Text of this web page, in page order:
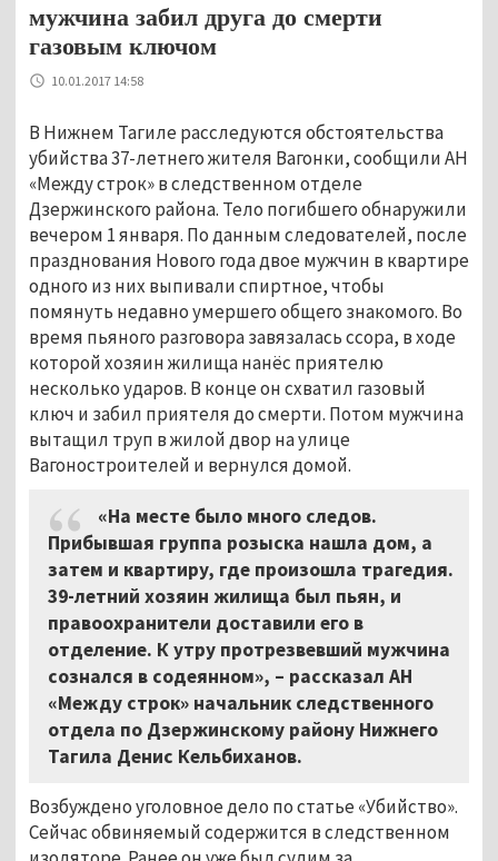
мужчина забил друга до смерти
газовым ключом
10.01.2017 14:58
В Нижнем Тагиле расследуются обстоятельства
убийства 37-летнего жителя Вагонки, сообщили АН
«Между строк» в следственном отделе
Дзержинского района. Тело погибшего обнаружили
вечером 1 января. По данным следователей, после
празднования Нового года двое мужчин в квартире
одного из них выпивали спиртное, чтобы
помянуть недавно умершего общего знакомого. Во
время пьяного разговора завязалась ссора, в ходе
которой хозяин жилища нанёс приятелю
несколько ударов. В конце он схватил газовый
ключ и забил приятеля до смерти. Потом мужчина
вытащил труп в жилой двор на улице
Вагоностроителей и вернулся домой.
«На месте было много следов.
Прибывшая группа розыска нашла дом, а
затем и квартиру, где произошла трагедия.
39-летний хозяин жилища был пьян, и
правоохранители доставили его в
отделение. К утру протрезвевший мужчина
сознался в содеянном», – рассказал АН
«Между строк» начальник следственного
отдела по Дзержинскому району Нижнего
Тагила Денис Кельбиханов.
Возбуждено уголовное дело по статье «Убийство».
Сейчас обвиняемый содержится в следственном